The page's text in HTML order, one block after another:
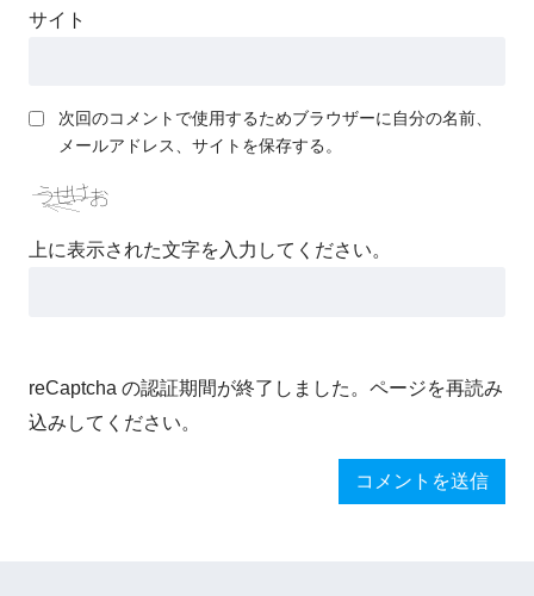
サイト
次回のコメントで使用するためブラウザーに自分の名前、
メールアドレス、サイトを保存する。
上に表示された文字を入力してください。
reCaptcha の認証期間が終了しました。ページを再読み
込みしてください。